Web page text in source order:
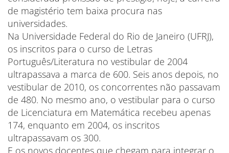
de magistério tem baixa procura nas
universidades.
Na Universidade Federal do Rio de Janeiro (UFRJ),
os inscritos para o curso de Letras
Português/Literatura no vestibular de 2004
ultrapassava a marca de 600. Seis anos depois, no
vestibular de 2010, os concorrentes não passavam
de 480. No mesmo ano, o vestibular para o curso
de Licenciatura em Matemática recebeu apenas
174, enquanto em 2004, os inscritos
ultrapassavam os 300.
E os novos docentes que chegam para integrar o